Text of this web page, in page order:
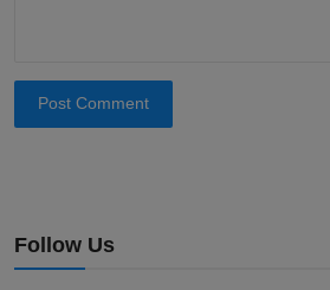
Post Comment
Follow Us